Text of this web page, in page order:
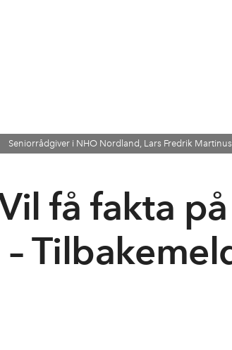
Seniorrådgiver i NHO Nordland, Lars Fredrik
få fakta
–